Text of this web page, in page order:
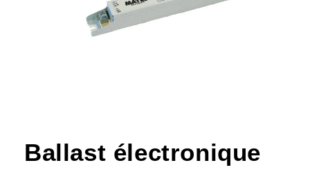
Ballast électronique